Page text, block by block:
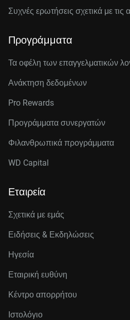
Συχνές ερωτήσεις σχετικά με τις
Προγράμματα
Τα οφέλη των επαγγελματικών
Ανάκτηση δεδομένων
Pro Rewards
Προγράμματα συνεργατών
Φιλανθρωπικά προγράμματα
WD Capital
Εταιρεία
Σχετικά με εμάς
Ειδήσεις & Εκδηλώσεις
Ηγεσία
Εταιρική ευθύνη
Κέντρο απορρήτου
Ιστολόγιο